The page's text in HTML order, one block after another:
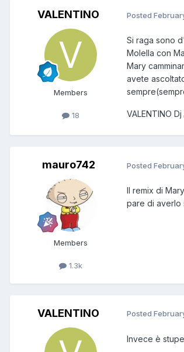
VALENTINO
Members
18
Posted
Si raga sono
Molella con
Mary
avete
VALENTINO Dj
mauro742
Members
1.3k
Posted
Il remix di
pare di averlo
VALENTINO Posted
Invece è